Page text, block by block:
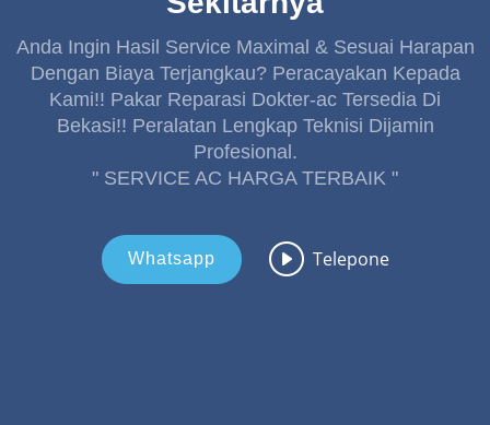
Anda Ingin Hasil Service Maximal & Sesuai Harapan
Dengan Biaya Terjangkau? Peracayakan Kepada
Kami!! Pakar Reparasi Dokter-ac Tersedia Di
Bekasi!! Peralatan Lengkap Teknisi Dijamin
Profesional.
" SERVICE AC HARGA TERBAIK "
Whatsapp Telepone